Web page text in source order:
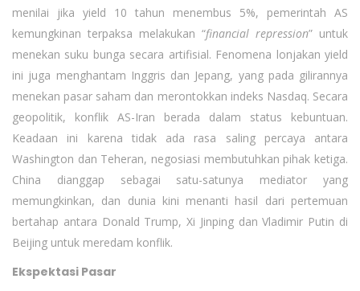
menilai jika yield 10 tahun menembus 5%, pemerintah AS
kemungkinan terpaksa melakukan “financial repression” untuk
menekan suku bunga secara artifisial. Fenomena lonjakan yield
ini juga menghantam Inggris dan Jepang, yang pada gilirannya
menekan pasar saham dan merontokkan indeks Nasdaq. Secara
geopolitik, konflik AS-Iran berada dalam status kebuntuan.
Keadaan ini karena tidak ada rasa saling percaya antara
Washington dan Teheran, negosiasi membutuhkan pihak ketiga.
China dianggap sebagai satu-satunya mediator yang
memungkinkan, dan dunia kini menanti hasil dari pertemuan
bertahap antara Donald Trump, Xi Jinping dan Vladimir Putin di
Beijing untuk meredam konflik.
Ekspektasi Pasar